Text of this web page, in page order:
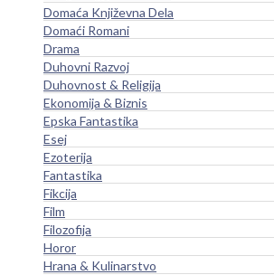
Domaća Književna Dela
Domaći Romani
Drama
Duhovni Razvoj
Duhovnost & Religija
Ekonomija & Biznis
Epska Fantastika
Esej
Ezoterija
Fantastika
Fikcija
Film
Filozofija
Horor
Hrana & Kulinarstvo